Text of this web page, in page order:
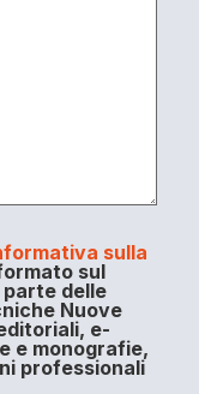
sulla
sul
delle
Nuove
e-
e monografie,
professionali